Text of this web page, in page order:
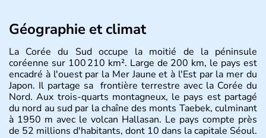
Géographie et climat
La Corée du Sud occupe la moitié de la péninsule
coréenne sur 100 210 km². Large de 200 km, le pays est
encadré à l'ouest par la Mer Jaune et à l'Est par la mer du
Japon. Il partage sa frontière terrestre avec la Corée du
Nord. Aux trois-quarts montagneux, le pays est partagé
du nord au sud par la chaîne des monts Taebek, culminant
à 1950 m avec le volcan Hallasan. Le pays compte près
de 52 millions d'habitants, dont 10 dans la capitale Séoul.